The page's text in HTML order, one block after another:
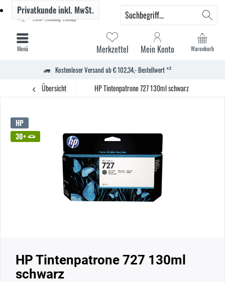
Kostenloser Versand ab € 102,34,- Bestellwert *²
Warenkorb
Merkzettel Mein Konto
Privatkundeinkl. MwSt.
Menü
Übersicht HP Tintenpatrone 727 130ml schwarz
HP
30+
HP Tintenpatrone 727 130ml
schwarz